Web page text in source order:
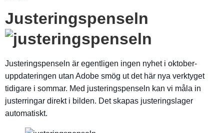
Justeringspenseln
Justeringspenseln är egentligen ingen nyhet i oktober-
uppdateringen utan Adobe smög ut det här nya verktyget
tidigare i sommar. Med justeringspenseln kan vi måla in
justerringar direkt i bilden. Det skapas justeringslager
automatiskt.